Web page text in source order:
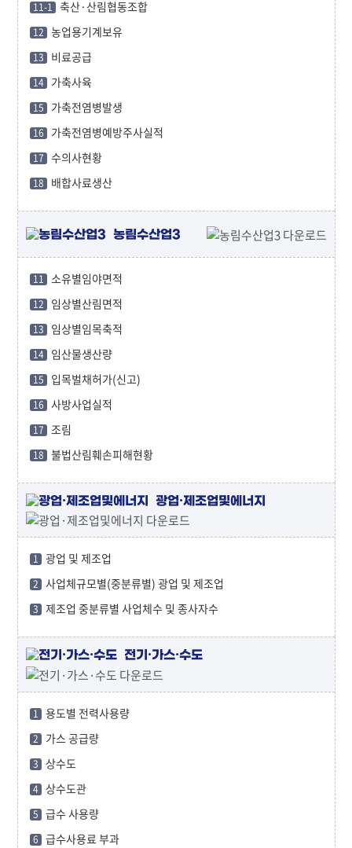
11-1 축산·산림협동조합
12 농업용기계보유
13 비료공급
14 가축사육
15 가축전염병발생
16 가축전염병예방주사실적
17 수의사현황
18 배합사료생산
농림수산업3
11 소유별임야면적
12 임상별산림면적
13 임상별임목축적
14 임산물생산량
15 입목벌채허가(신고)
16 사방사업실적
17 조림
18 불법산림훼손피해현황
광업·제조업및에너지
1 광업 및 제조업
2 사업체규모별(중분류별) 광업 및 제조업
3 제조업 중분류별 사업체수 및 종사자수
전기·가스·수도
1 용도별 전력사용량
2 가스 공급량
3 상수도
4 상수도관
5 급수 사용량
6 급수사용료 부과